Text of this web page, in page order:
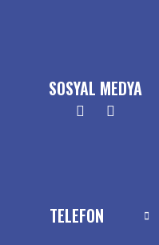
SOSYAL MEDYA
TELEFON